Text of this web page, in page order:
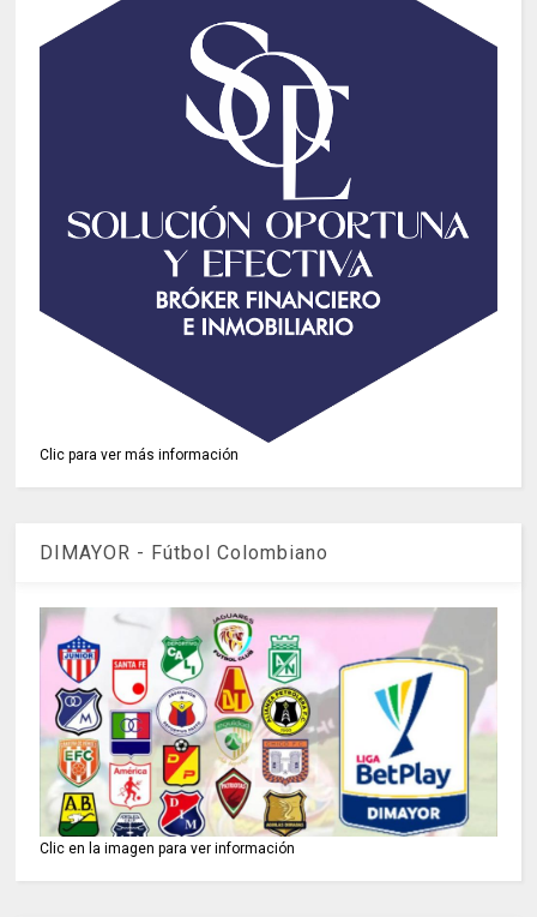
Clic para ver más información
DIMAYOR - Fútbol Colombiano
Clic en la imagen para ver información